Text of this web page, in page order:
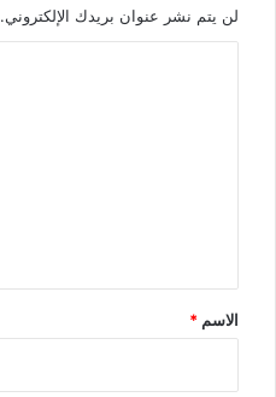
لن يتم نشر عنوان بريدك الإلكتروني.
*
الاسم *